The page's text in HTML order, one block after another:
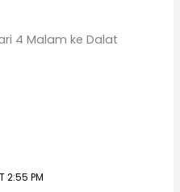
4 Malam ke Dalat
2:55 PM